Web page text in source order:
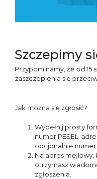
Szczepimy
Przypominamy, że od 15
zaszczepienia się
Jak można się zgłosić?
Wypełnij prosty
numer PESEL,
opcjonalnie
Na adres mejlowy,
otrzymasz
zgłoszenia.